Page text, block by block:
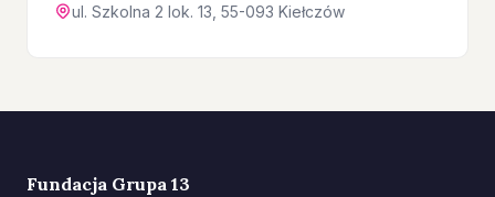
ul. Szkolna 2 lok. 13, 55-093 Kiełczów
Fundacja Grupa 13